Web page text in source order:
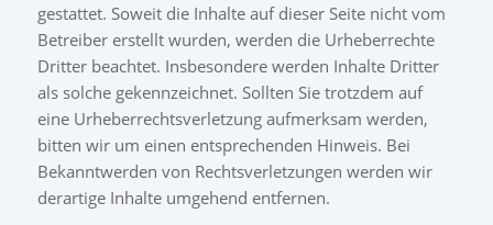
gestattet. Soweit die Inhalte auf dieser Seite nicht vom
Betreiber erstellt wurden, werden die Urheberrechte
Dritter beachtet. Insbesondere werden Inhalte Dritter
als solche gekennzeichnet. Sollten Sie trotzdem auf
eine Urheberrechtsverletzung aufmerksam werden,
bitten wir um einen entsprechenden Hinweis. Bei
Bekanntwerden von Rechtsverletzungen werden wir
derartige Inhalte umgehend entfernen.